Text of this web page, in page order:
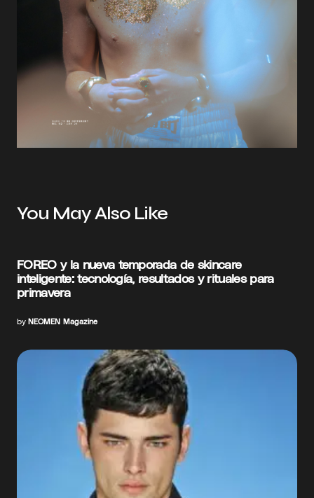
You May Also Like
FOREO y la nueva temporada de skincare
inteligente: tecnología, resultados y rituales para
primavera
by NEOMEN Magazine